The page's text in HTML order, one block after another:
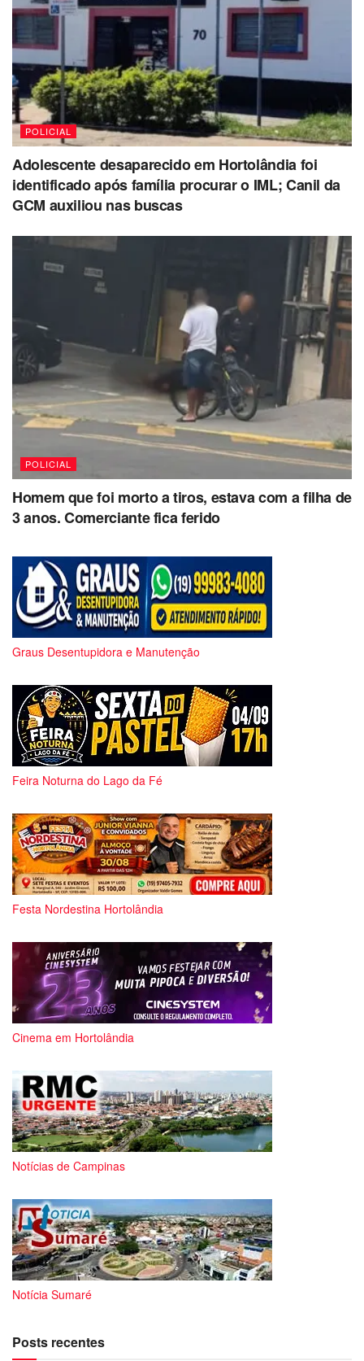
POLICIAL
Adolescente desaparecido em Hortolândia foi
identificado após família procurar o IML; Canil da
GCM auxiliou nas buscas
POLICIAL
Homem que foi morto a tiros, estava com a filha de
3 anos. Comerciante fica ferido
Graus Desentupidora e Manutenção
Feira Noturna do Lago da Fé
Festa Nordestina Hortolândia
Cinema em Hortolândia
Notícias de Campinas
Notícia Sumaré
Posts recentes